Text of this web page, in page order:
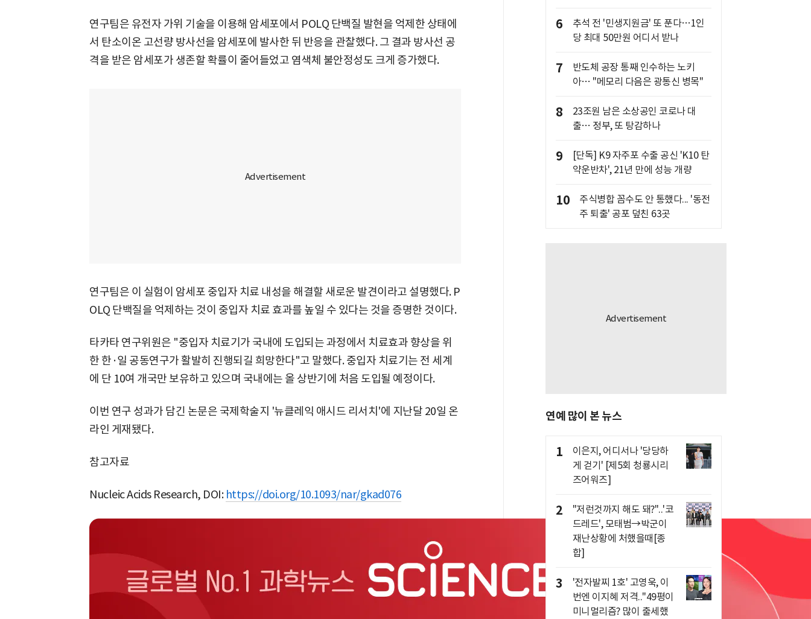
연구팀은 유전자 가위 기술을 이용해 암세포에서 POLQ 단백질 발현을 억제한 상태에
서 탄소이온 고선량 방사선을 암세포에 발사한 뒤 반응을 관찰했다. 그 결과 방사선 공
격을 받은 암세포가 생존할 확률이 줄어들었고 염색체 불안정성도 크게 증가했다.
연구팀은 이 실험이 암세포 중입자 치료 내성을 해결할 새로운 발견이라고 설명했다. P
OLQ 단백질을 억제하는 것이 중입자 치료 효과를 높일 수 있다는 것을 증명한 것이다.
타카타 연구위원은 "중입자 치료기가 국내에 도입되는 과정에서 치료효과 향상을 위
한 한·일 공동연구가 활발히 진행되길 희망한다"고 말했다. 중입자 치료기는 전 세계
에 단 10여 개국만 보유하고 있으며 국내에는 올 상반기에 처음 도입될 예정이다.
이번 연구 성과가 담긴 논문은 국제학술지 '뉴클레익 애시드 리서치'에 지난달 20일 온
라인 게재됐다.
참고자료
Nucleic Acids Research, DOI: https://doi.org/10.1093/nar/gkad076
6
추석 전 '민생지원금' 또 푼다…1인
당 최대 50만원 어디서 받나
7
반도체 공장 통째 인수하는 노키
아… "메모리 다음은 광통신 병목"
8
23조원 남은 소상공인 코로나 대
출… 정부, 또 탕감하나
9
[단독] K9 자주포 수출 공신 'K10 탄
약운반차', 21년 만에 성능 개량
10
주식병합 꼼수도 안 통했다... '동전
주 퇴출' 공포 덮친 63곳
연예 많이 본 뉴스
1
이은지, 어디서나 '당당하
게 걷기' [제5회 청룡시리
즈어워즈]
2
"저런것까지 해도 돼?"..'코
드레드', 모태범→박군이
재난상황에 처했을때[종
합]
3
'전자발찌 1호' 고영욱, 이
번엔 이지혜 저격.."49평이
미니멀리즘? 많이 출세했